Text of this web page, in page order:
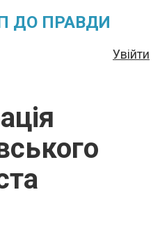
ДО ПРАВДИ
Увійти